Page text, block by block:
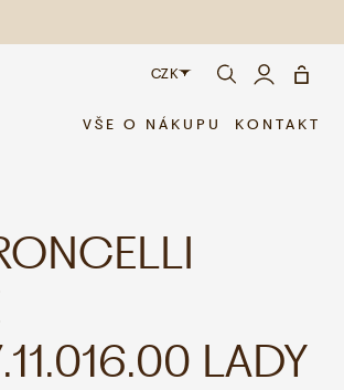
CZK
CZK
VŠE O NÁKUPU KONTAKT
LADY